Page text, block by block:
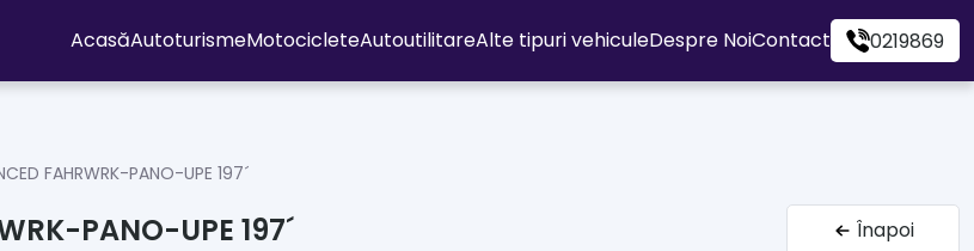
AcasăAutoturismeMotocicleteAutoutilitareAlte tipuri vehiculeDespre NoiContact 0219869
FAHRWRK-PANO-UPE 197´
PANO-UPE 197´ Înapoi